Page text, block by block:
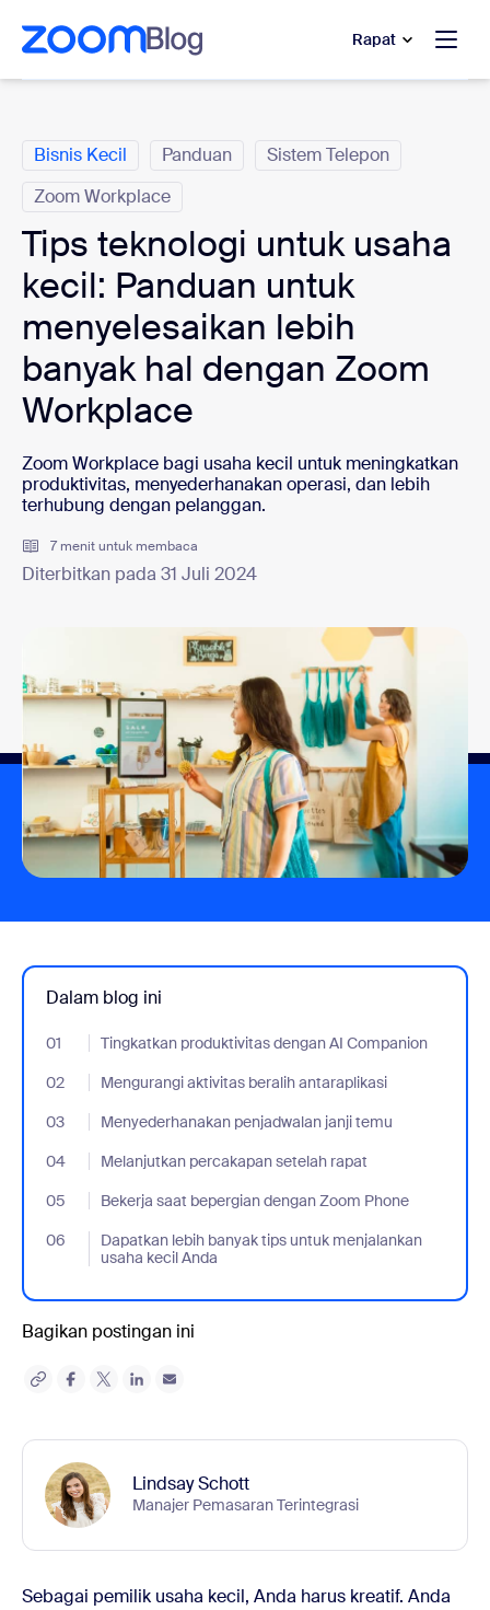
ke konten utama
percakapan bantuan
Rapat
Bisnis Kecil Panduan
Sistem Telepon
Zoom Workplace
Tips teknologi untuk usaha
kecil: Panduan untuk
menyelesaikan lebih
banyak hal dengan Zoom
Workplace
Zoom Workplace bagi usaha kecil untuk meningkatkan
produktivitas, menyederhanakan operasi, dan lebih
terhubung dengan pelanggan.
7 menit untuk membaca
Diterbitkan pada 31 Juli 2024
Dalam blog ini
01 Tingkatkan produktivitas dengan AI Companion
- Jumplink to Tingkatkan produktivitas dengan AI Companion
02
Mengurangi aktivitas beralih antaraplikasi
- Jumplink to Mengurangi aktivitas beralih antaraplikasi
03
Menyederhanakan penjadwalan janji temu
- Jumplink to Menyederhanakan penjadwalan janji temu
04
Melanjutkan percakapan setelah rapat
- Jumplink to Melanjutkan percakapan setelah rapat
05
Bekerja saat bepergian dengan Zoom Phone
- Jumplink to Bekerja saat bepergian dengan Zoom Phone
06
Dapatkan lebih banyak tips untuk menjalankan
usaha kecil Anda
- Jumplink to Dapatkan lebih banyak tips untuk menjalankan
Bagikan postingan ini
Lindsay Schott
Manajer Pemasaran Terintegrasi
Sebagai pemilik usaha kecil, Anda harus kreatif. Anda